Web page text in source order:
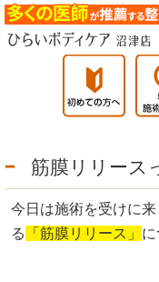
筋膜リリース
今日は施術を受けに
る
「筋膜リリース」